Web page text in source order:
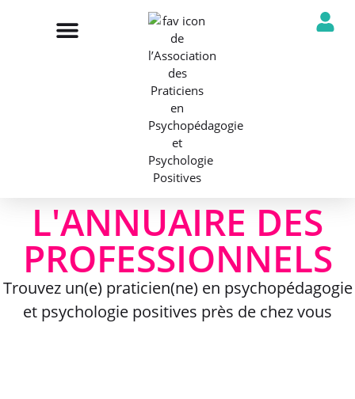
L'ANNUAIRE DES
PROFESSIONNELS
Trouvez un(e) praticien(ne) en psychopédagogie
et psychologie positives près de chez vous